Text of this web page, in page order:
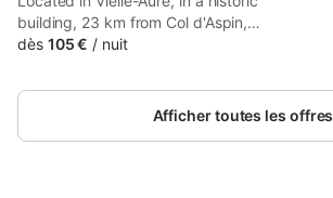
building, 23 km from Col d'Aspin,
Chambres d'hôtes Ferme de Gayri is a
barbecue facilities. There is a spa and
wellness centre comprised of a sauna, a
dès 105 € / nuit
Afficher toutes les offres